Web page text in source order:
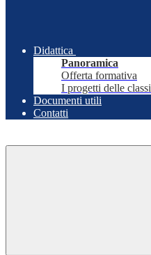
Didattica
Panoramica
Offerta formativa
I progetti delle classi
Documenti utili
Contatti